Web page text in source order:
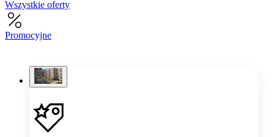
Wszystkie oferty
Promocyjne